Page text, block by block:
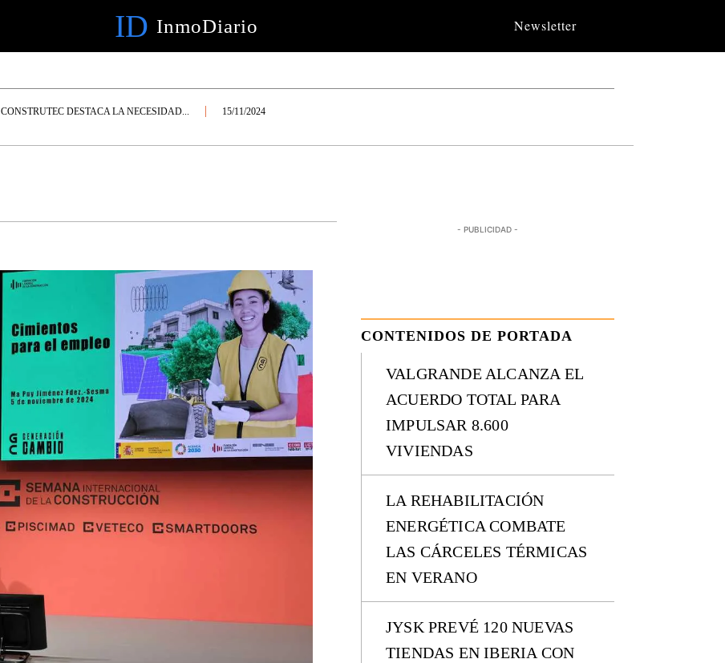
ID InmoDiario Newsletter
CONSTRUTEC DESTACA LA NECESIDAD... 15/11/2024
- PUBLICIDAD -
CONTENIDOS DE PORTADA
VALGRANDE ALCANZA EL
ACUERDO TOTAL PARA
IMPULSAR 8.600
VIVIENDAS
LA REHABILITACIÓN
ENERGÉTICA COMBATE
LAS CÁRCELES TÉRMICAS
EN VERANO
JYSK PREVÉ 120 NUEVAS
TIENDAS EN IBERIA CON